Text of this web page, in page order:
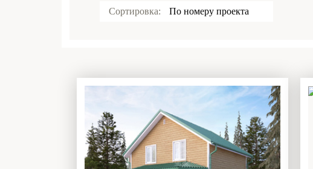
Сортировка: По номеру проекта